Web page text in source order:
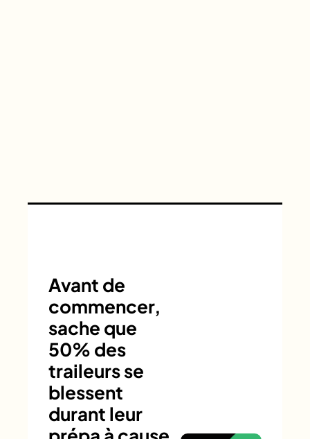
Avant de
commencer,
sache que
50% des
traileurs se
blessent
durant leur